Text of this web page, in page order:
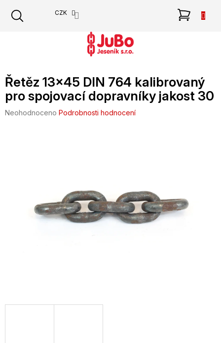
obsah
CZK
Řetěz 13x45 DIN 764 kalibrovaný
pro spojovací dopravníky jakost 30
Průměrné
Neohodnoceno Podrobnosti hodnocení